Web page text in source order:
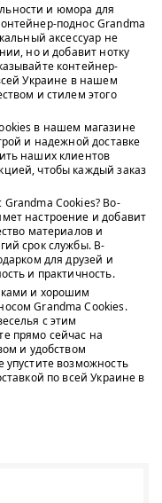
и юмора для
поднос Grandma
аксессуар не
но и добавит нотку
контейнер-
Украине в нашем
и стилем этого
в нашем магазине
и надежной доставке
наших клиентов
чтобы каждый заказ
Cookies? Во-
настроение и добавит
материалов и
срок службы. В-
для друзей и
и практичность.
и хорошим
Grandma Cookies.
с этим
прямо сейчас на
и удобством
упустите возможность
по всей Украине в